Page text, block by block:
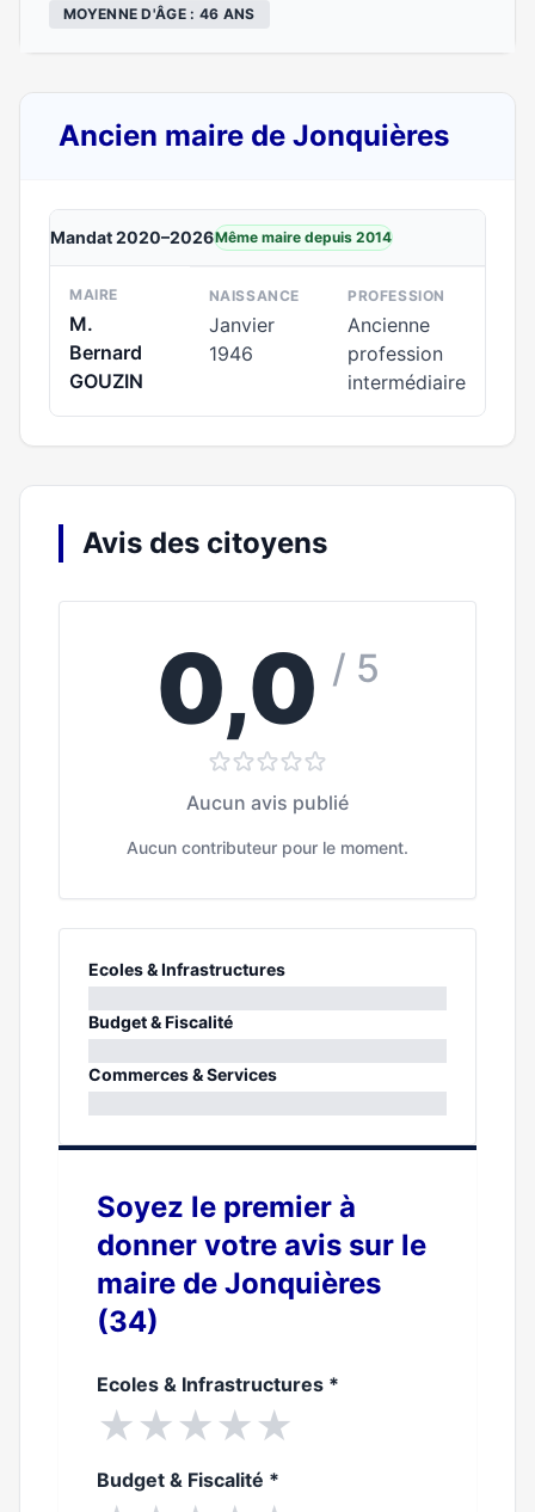
MOYENNE D'ÂGE : 46 ANS
Ancien maire de Jonquières
Mandat 2020–2026Même maire depuis 2014
MAIRE
M.
Bernard
GOUZIN
NAISSANCE
Janvier
1946
PROFESSION
Ancienne
profession
intermédiaire
Avis des citoyens
0,0 / 5
Aucun avis publié
Aucun contributeur pour le moment.
Ecoles & Infrastructures
0%
Budget & Fiscalité
0%
Commerces & Services
Soyez le premier à
donner votre avis sur le
maire de Jonquières
(34)
Ecoles & Infrastructures *
★★★★★
Budget & Fiscalité *